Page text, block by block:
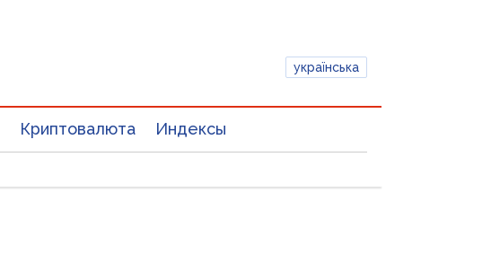
українська
Криптовалюта Индексы